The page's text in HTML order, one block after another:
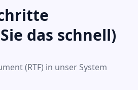
das schnell)
(RTF) in unser System